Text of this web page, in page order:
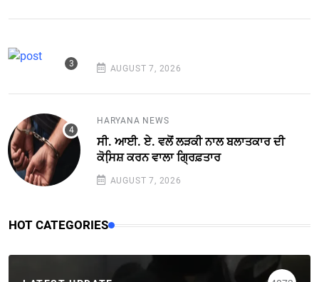
AUGUST 7, 2026
HARYANA NEWS
ਸੀ. ਆਈ. ਏ. ਵਲੋਂ ਲੜਕੀ ਨਾਲ ਬਲਾਤਕਾਰ ਦੀ
ਕੋਸਿ਼ਸ਼ ਕਰਨ ਵਾਲਾ ਗ੍ਰਿਫ਼ਤਾਰ
AUGUST 7, 2026
HOT CATEGORIES